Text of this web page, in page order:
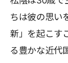
ちは彼の思い
新」を起こす
る豊かな近代